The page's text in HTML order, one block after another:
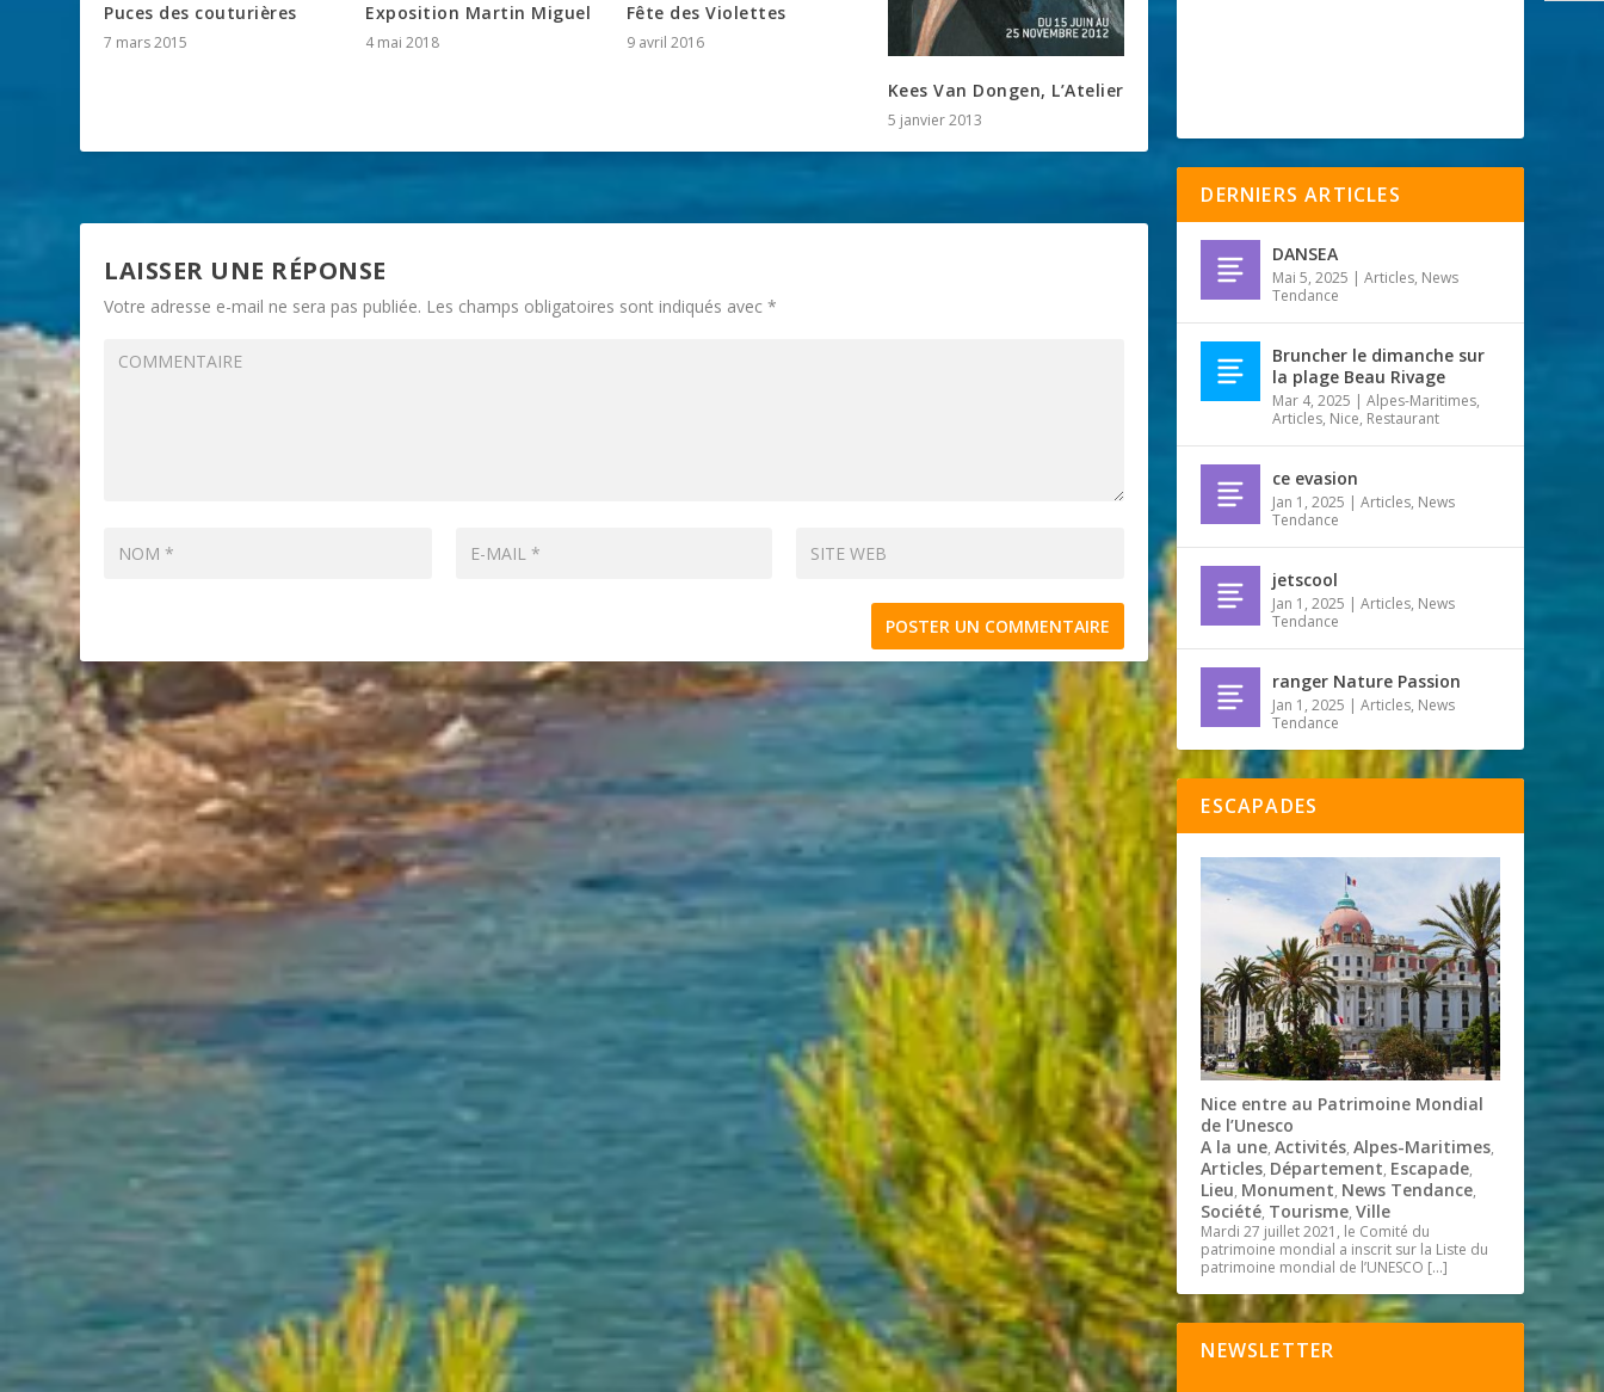
Puces des couturières
7 mars 2015
Exposition Martin Miguel
4 mai 2018
Fête des Violettes
9 avril 2016
Kees Van Dongen, L’Atelier
5 janvier 2013
LAISSER UNE RÉPONSE
Votre adresse e-mail ne sera pas publiée. Les champs obligatoires sont indiqués avec*
DERNIERS ARTICLES
DANSEA
Mai 5, 2025 |Articles, News
Tendance
Bruncher le dimanche sur
la plage Beau Rivage
Mar 4, 2025 |Alpes-Maritimes,
Articles, Nice, Restaurant
ce evasion
Jan 1, 2025 |Articles, News
Tendance
jetscool
Jan 1, 2025 |Articles, News
Tendance
ranger Nature Passion
Jan 1, 2025 |Articles, News
Tendance
ESCAPADES
Nice entre au Patrimoine Mondial
de l’Unesco
A la une,Activités,Alpes-Maritimes,
Articles, Département, Escapade,
Lieu, Monument, News Tendance,
Société, Tourisme,Ville
Mardi 27 juillet 2021, le Comité du
patrimoine mondial a inscrit sur la Liste du
patrimoine mondial de l’UNESCO […]
NEWSLETTER